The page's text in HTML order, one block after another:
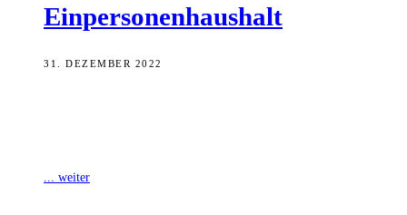
Einpersonenhaushalt
31. DEZEMBER 2022
... weiter